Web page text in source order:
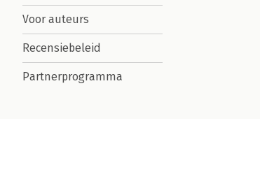
Voor auteurs
Recensiebeleid
Partnerprogramma